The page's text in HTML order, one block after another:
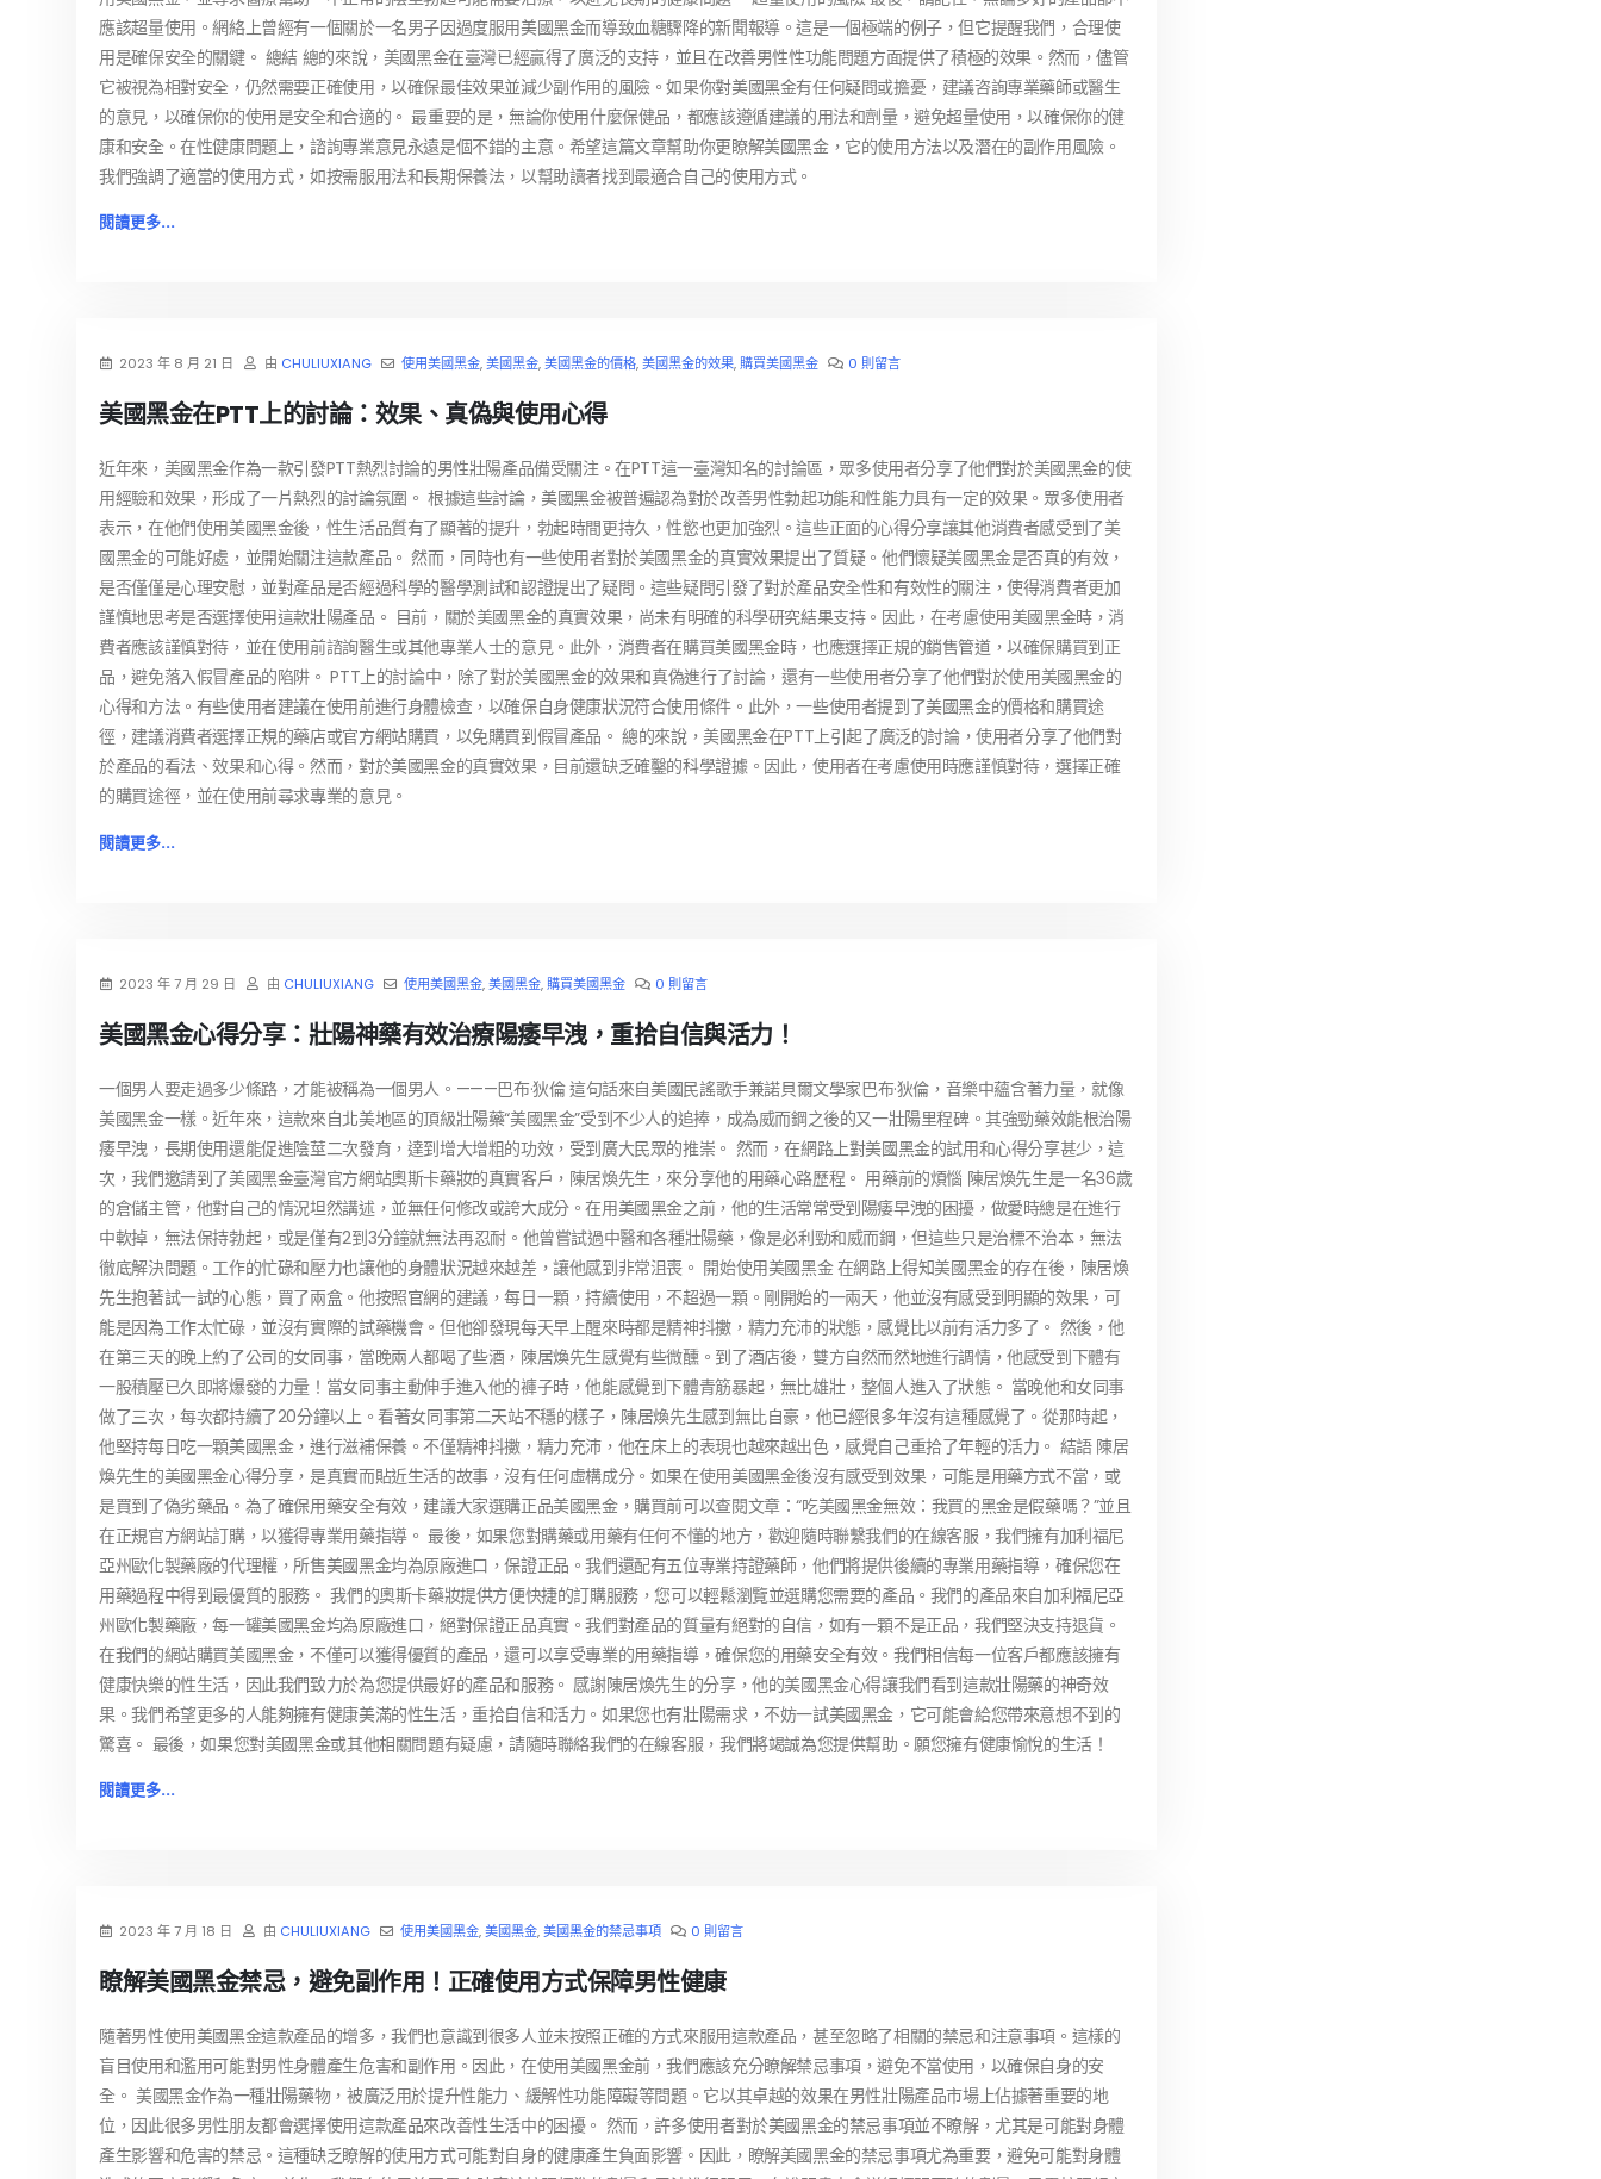
應該超量使用。網絡上曾經有一個關於一名男子因過度服用美國黑金而導致血糖驟降的新聞報導。這是一個極端的例子，但它提醒我們，合理使
用是確保安全的關鍵。 總結 總的來說，美國黑金在臺灣已經贏得了廣泛的支持，並且在改善男性性功能問題方面提供了積極的效果。然而，儘管
它被視為相對安全，仍然需要正確使用，以確保最佳效果並減少副作用的風險。如果你對美國黑金有任何疑問或擔憂，建議咨詢專業藥師或醫生
的意見，以確保你的使用是安全和合適的。 最重要的是，無論你使用什麼保健品，都應該遵循建議的用法和劑量，避免超量使用，以確保你的健
康和安全。在性健康問題上，諮詢專業意見永遠是個不錯的主意。希望這篇文章幫助你更瞭解美國黑金，它的使用方法以及潛在的副作用風險。
我們強調了適當的使用方式，如按需服用法和長期保養法，以幫助讀者找到最適合自己的使用方式。
閱讀更多...
2023 年 8 月 21 日 由 CHULIUXIANG 使用美國黑金,美國黑金,美國黑金的價格,美國黑金的效果, 購買美國黑金 0 則留言
美國黑金在PTT上的討論：效果、真偽與使用心得
近年來，美國黑金作為一款引發PTT熱烈討論的男性壯陽產品備受關注。在PTT這一臺灣知名的討論區，眾多使用者分享了他們對於美國黑金的使
用經驗和效果，形成了一片熱烈的討論氛圍。 根據這些討論，美國黑金被普遍認為對於改善男性勃起功能和性能力具有一定的效果。眾多使用者
表示，在他們使用美國黑金後，性生活品質有了顯著的提升，勃起時間更持久，性慾也更加強烈。這些正面的心得分享讓其他消費者感受到了美
國黑金的可能好處，並開始關注這款產品。 然而，同時也有一些使用者對於美國黑金的真實效果提出了質疑。他們懷疑美國黑金是否真的有效，
是否僅僅是心理安慰，並對產品是否經過科學的醫學測試和認證提出了疑問。這些疑問引發了對於產品安全性和有效性的關注，使得消費者更加
謹慎地思考是否選擇使用這款壯陽產品。 目前，關於美國黑金的真實效果，尚未有明確的科學研究結果支持。因此，在考慮使用美國黑金時，消
費者應該謹慎對待，並在使用前諮詢醫生或其他專業人士的意見。此外，消費者在購買美國黑金時，也應選擇正規的銷售管道，以確保購買到正
品，避免落入假冒產品的陷阱。 PTT上的討論中，除了對於美國黑金的效果和真偽進行了討論，還有一些使用者分享了他們對於使用美國黑金的
心得和方法。有些使用者建議在使用前進行身體檢查，以確保自身健康狀況符合使用條件。此外，一些使用者提到了美國黑金的價格和購買途
徑，建議消費者選擇正規的藥店或官方網站購買，以免購買到假冒產品。 總的來說，美國黑金在PTT上引起了廣泛的討論，使用者分享了他們對
於產品的看法、效果和心得。然而，對於美國黑金的真實效果，目前還缺乏確鑿的科學證據。因此，使用者在考慮使用時應謹慎對待，選擇正確
的購買途徑，並在使用前尋求專業的意見。
閱讀更多...
2023 年 7 月 29 日 由 CHULIUXIANG 使用美國黑金,美國黑金, 購買美國黑金 0 則留言
美國黑金心得分享：壯陽神藥有效治療陽痿早洩，重拾自信與活力！
一個男人要走過多少條路，才能被稱為一個男人。———巴布·狄倫 這句話來自美國民謠歌手兼諾貝爾文學家巴布·狄倫，音樂中蘊含著力量，就像
美國黑金一樣。近年來，這款來自北美地區的頂級壯陽藥“美國黑金”受到不少人的追捧，成為威而鋼之後的又一壯陽里程碑。其強勁藥效能根治陽
痿早洩，長期使用還能促進陰莖二次發育，達到增大增粗的功效，受到廣大民眾的推崇。 然而，在網路上對美國黑金的試用和心得分享甚少，這
次，我們邀請到了美國黑金臺灣官方網站奧斯卡藥妝的真實客戶，陳居煥先生，來分享他的用藥心路歷程。 用藥前的煩惱 陳居煥先生是一名36歲
的倉儲主管，他對自己的情況坦然講述，並無任何修改或誇大成分。在用美國黑金之前，他的生活常常受到陽痿早洩的困擾，做愛時總是在進行
中軟掉，無法保持勃起，或是僅有2到3分鐘就無法再忍耐。他曾嘗試過中醫和各種壯陽藥，像是必利勁和威而鋼，但這些只是治標不治本，無法
徹底解決問題。工作的忙碌和壓力也讓他的身體狀況越來越差，讓他感到非常沮喪。 開始使用美國黑金 在網路上得知美國黑金的存在後，陳居煥
先生抱著試一試的心態，買了兩盒。他按照官網的建議，每日一顆，持續使用，不超過一顆。剛開始的一兩天，他並沒有感受到明顯的效果，可
能是因為工作太忙碌，並沒有實際的試藥機會。但他卻發現每天早上醒來時都是精神抖擻，精力充沛的狀態，感覺比以前有活力多了。 然後，他
在第三天的晚上約了公司的女同事，當晚兩人都喝了些酒，陳居煥先生感覺有些微醺。到了酒店後，雙方自然而然地進行調情，他感受到下體有
一股積壓已久即將爆發的力量！當女同事主動伸手進入他的褲子時，他能感覺到下體青筋暴起，無比雄壯，整個人進入了狀態。 當晚他和女同事
做了三次，每次都持續了20分鐘以上。看著女同事第二天站不穩的樣子，陳居煥先生感到無比自豪，他已經很多年沒有這種感覺了。從那時起，
他堅持每日吃一顆美國黑金，進行滋補保養。不僅精神抖擻，精力充沛，他在床上的表現也越來越出色，感覺自己重拾了年輕的活力。 結語 陳居
煥先生的美國黑金心得分享，是真實而貼近生活的故事，沒有任何虛構成分。如果在使用美國黑金後沒有感受到效果，可能是用藥方式不當，或
是買到了偽劣藥品。為了確保用藥安全有效，建議大家選購正品美國黑金，購買前可以查閱文章：“吃美國黑金無效：我買的黑金是假藥嗎？”並且
在正規官方網站訂購，以獲得專業用藥指導。 最後，如果您對購藥或用藥有任何不懂的地方，歡迎隨時聯繫我們的在線客服，我們擁有加利福尼
亞州歐化製藥廠的代理權，所售美國黑金均為原廠進口，保證正品。我們還配有五位專業持證藥師，他們將提供後續的專業用藥指導，確保您在
用藥過程中得到最優質的服務。 我們的奧斯卡藥妝提供方便快捷的訂購服務，您可以輕鬆瀏覽並選購您需要的產品。我們的產品來自加利福尼亞
州歐化製藥廠，每一罐美國黑金均為原廠進口，絕對保證正品真實。我們對產品的質量有絕對的自信，如有一顆不是正品，我們堅決支持退貨。
在我們的網站購買美國黑金，不僅可以獲得優質的產品，還可以享受專業的用藥指導，確保您的用藥安全有效。我們相信每一位客戶都應該擁有
健康快樂的性生活，因此我們致力於為您提供最好的產品和服務。 感謝陳居煥先生的分享，他的美國黑金心得讓我們看到這款壯陽藥的神奇效
果。我們希望更多的人能夠擁有健康美滿的性生活，重拾自信和活力。如果您也有壯陽需求，不妨一試美國黑金，它可能會給您帶來意想不到的
驚喜。 最後，如果您對美國黑金或其他相關問題有疑慮，請隨時聯絡我們的在線客服，我們將竭誠為您提供幫助。願您擁有健康愉悅的生活！
閱讀更多...
2023 年 7 月 18 日 由 CHULIUXIANG 使用美國黑金,美國黑金,美國黑金的禁忌事項 0 則留言
瞭解美國黑金禁忌，避免副作用！正確使用方式保障男性健康
隨著男性使用美國黑金這款產品的增多，我們也意識到很多人並未按照正確的方式來服用這款產品，甚至忽略了相關的禁忌和注意事項。這樣的
盲目使用和濫用可能對男性身體產生危害和副作用。因此，在使用美國黑金前，我們應該充分瞭解禁忌事項，避免不當使用，以確保自身的安
全。 美國黑金作為一種壯陽藥物，被廣泛用於提升性能力、緩解性功能障礙等問題。它以其卓越的效果在男性壯陽產品市場上佔據著重要的地
位，因此很多男性朋友都會選擇使用這款產品來改善性生活中的困擾。 然而，許多使用者對於美國黑金的禁忌事項並不瞭解，尤其是可能對身體
產生影響和危害的禁忌。這種缺乏瞭解的使用方式可能對自身的健康產生負面影響。因此，瞭解美國黑金的禁忌事項尤為重要，避免可能對身體